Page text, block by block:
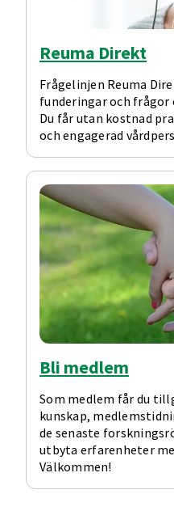
Reuma Direkt
Frågelinjen Reuma
funderingar och frågor
Du får utan kostnad
och engagerad
Bli medlem
Som medlem får du
kunskap,
de senaste
utbyta erfarenheter
Välkommen!